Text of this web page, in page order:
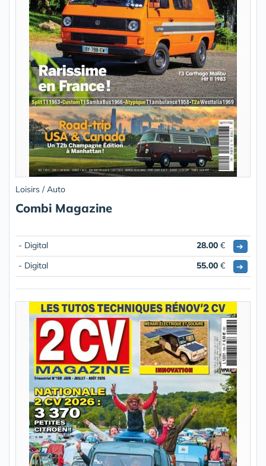
Loisirs / Auto
Combi Magazine
- Digital 28.00 €
➔
- Digital
55.00 € ➔